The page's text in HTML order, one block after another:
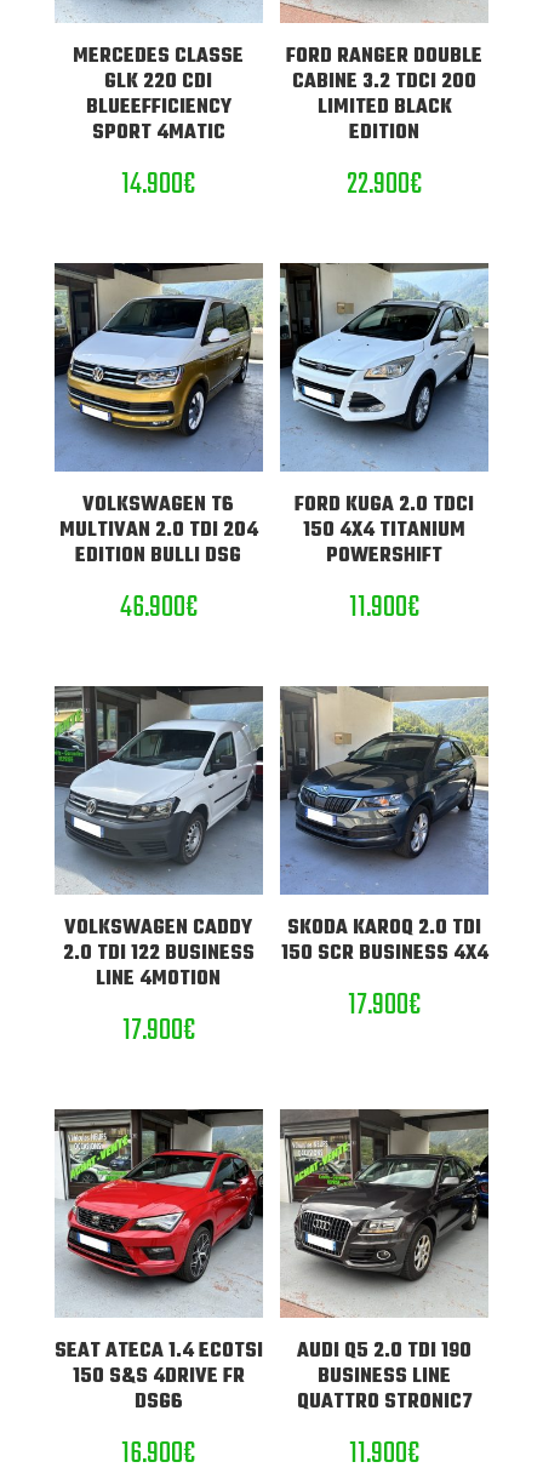
MERCEDES CLASSE
GLK 220 CDI
BLUEEFFICIENCY
SPORT 4MATIC
14.900€
FORD RANGER DOUBLE
CABINE 3.2 TDCI 200
LIMITED BLACK
EDITION
22.900€
VOLKSWAGEN T6
MULTIVAN 2.0 TDI 204
EDITION BULLI DSG
46.900€
FORD KUGA 2.0 TDCI
150 4X4 TITANIUM
POWERSHIFT
11.900€
VOLKSWAGEN CADDY
2.0 TDI 122 BUSINESS
LINE 4MOTION
17.900€
SKODA KAROQ 2.0 TDI
150 SCR BUSINESS 4X4
17.900€
SEAT ATECA 1.4 ECOTSI
150 S&S 4DRIVE FR
DSG6
16.900€
AUDI Q5 2.0 TDI 190
BUSINESS LINE
QUATTRO STRONIC7
11.900€